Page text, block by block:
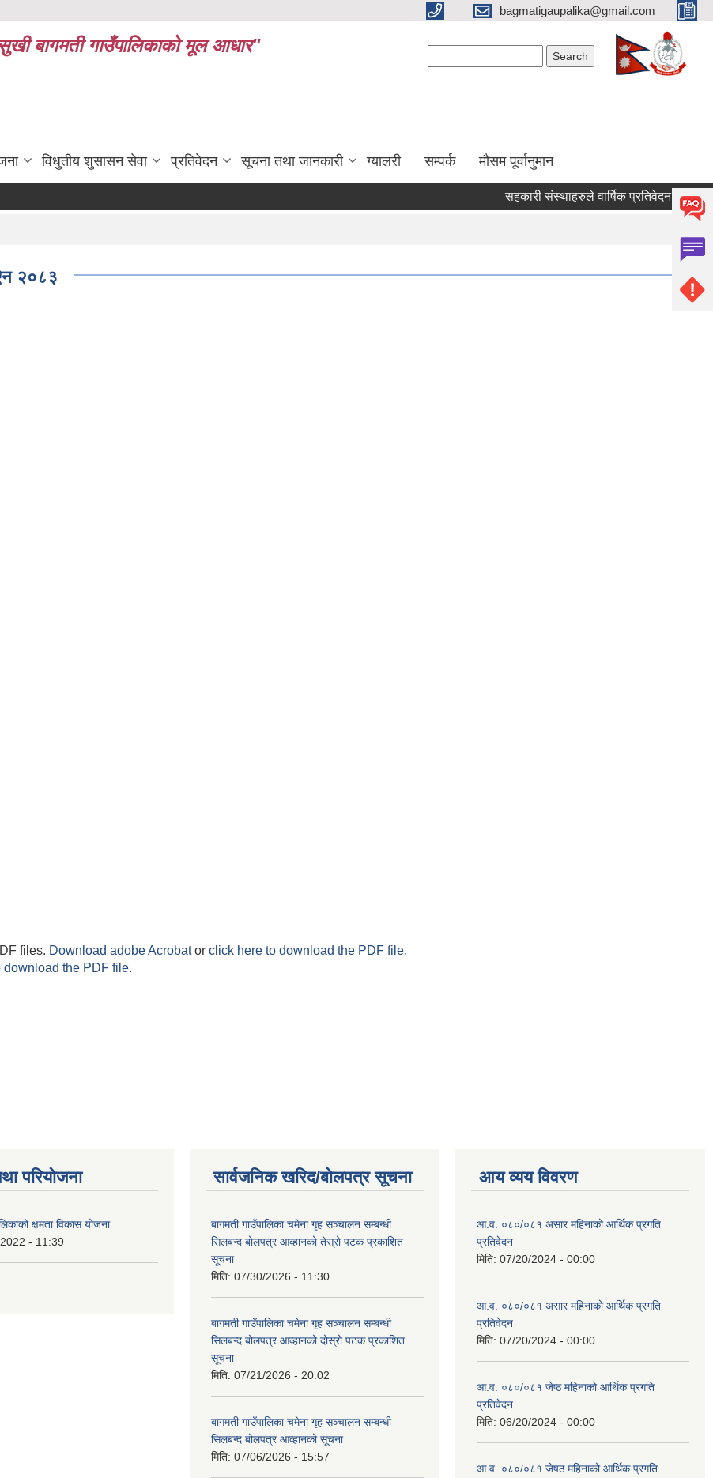
bagmatigaupalika@gmail.com
बागमती गाउँपालिकाको मूल आधार"
विधुतीय शुसासन सेवा प्रतिवेदन सूचना तथा जानकारी ग्यालरी सम्पर्क मौसम पूर्वानुमान
सहकारी संस्थाहरुले वार्षिक प्रतिवेदन तथा
२०८३
files. Download adobe Acrobator click here to download the PDF file.
download the PDF file.
परियोजना
क्षमता विकास योजना
- 11:39
सार्वजनिक खरिद/बोलपत्र सूचना
बागमती गाउँपालिका चमेना गृह सञ्चालन सम्बन्धी
सिलबन्द बोलपत्र आव्हानको तेस्रो पटक प्रकाशित
सूचना
मिति: 07/30/2026 - 11:30
बागमती गाउँपालिका चमेना गृह सञ्चालन सम्बन्धी
सिलबन्द बोलपत्र आव्हानको दोस्रो पटक प्रकाशित
सूचना
मिति: 07/21/2026 - 20:02
बागमती गाउँपालिका चमेना गृह सञ्चालन सम्बन्धी
सिलबन्द बोलपत्र आव्हानको सूचना
मिति: 07/06/2026 - 15:57
आय व्यय विवरण
आ.व. ०८०/०८१ असार महिनाको आर्थिक प्रगति
प्रतिवेदन
मिति: 07/20/2024 - 00:00
आ.व. ०८०/०८१ असार महिनाको आर्थिक प्रगति
प्रतिवेदन
मिति: 07/20/2024 - 00:00
आ.व. ०८०/०८१ जेष्ठ महिनाको आर्थिक प्रगति
प्रतिवेदन
मिति: 06/20/2024 - 00:00
आ.व. ०८०/०८१ जेषठ महिनाको आर्थिक प्रगति